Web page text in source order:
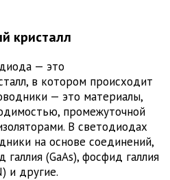
кристалл
— это
в котором происходит
— это материалы,
промежуточной
В светодиодах
на основе соединений,
галлия (GaAs), фосфид галлия
и другие.